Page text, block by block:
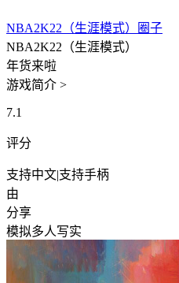
NBA2K22（生涯模式）圈子
NBA2K22（生涯模式）
年货来啦
游戏简介 >
7.1
评分
支持中文|支持手柄
由
分享
模拟多人写实